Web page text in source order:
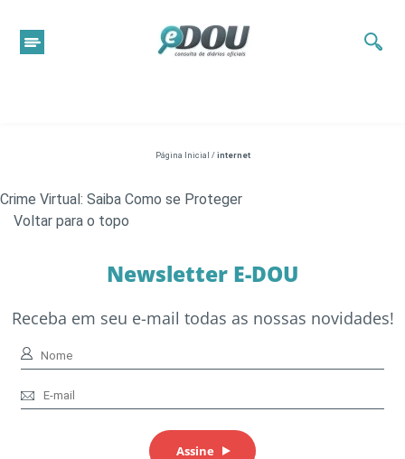
Página Inicial / internet
Crime Virtual: Saiba Como se Proteger
Voltar para o topo
Newsletter E-DOU
Receba em seu e-mail todas as nossas novidades!